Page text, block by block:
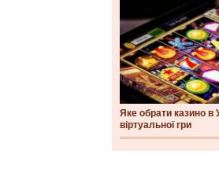
Яке обрати казино в
віртуальної гри